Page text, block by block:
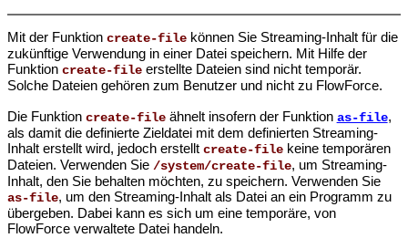
Mit der Funktion create-filekönnen Sie Streaming-Inhalt für die
zukünftige Verwendung in einer Datei speichern. Mit Hilfe der
Funktion create-fileerstellte Dateien sind nicht temporär.
Solche Dateien gehören zum Benutzer und nicht zu FlowForce.
Die Funktion create-fileähnelt insofern der Funktion as-file,
als damit die definierte Zieldatei mit dem definierten Streaming-
Inhalt erstellt wird, jedoch erstellt create-filekeine temporären
Dateien. Verwenden Sie /system/create-file, um Streaming-
Inhalt, den Sie behalten möchten, zu speichern. Verwenden Sie
as-file, um den Streaming-Inhalt als Datei an ein Programm zu
übergeben. Dabei kann es sich um eine temporäre, von
FlowForce verwaltete Datei handeln.